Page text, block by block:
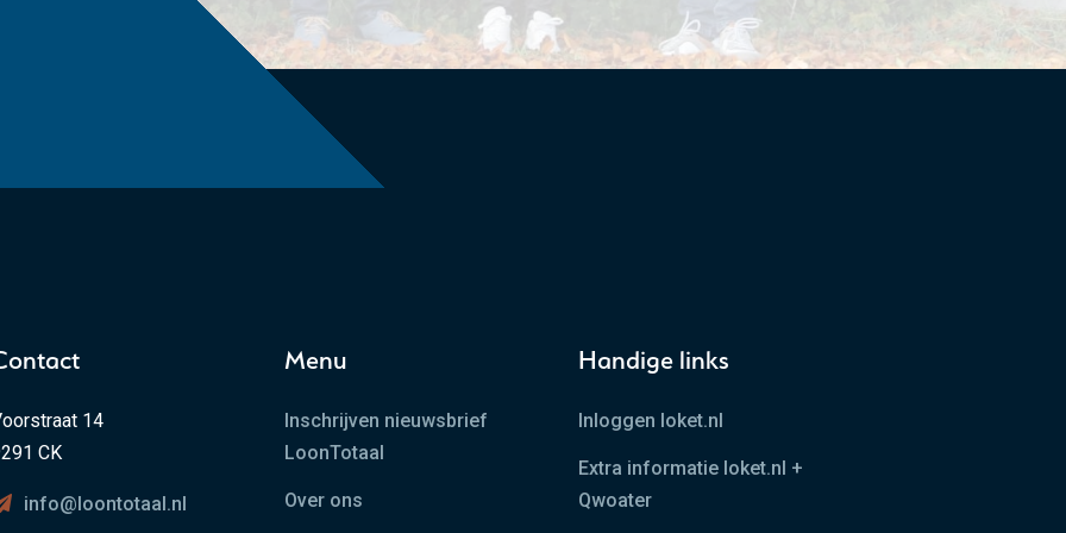
14
CK
info@loontotaal.nl
Menu
Inschrijven nieuwsbrief
LoonTotaal
Over ons
Handige links
Inloggen loket.nl
Extra informatie loket.nl +
Qwoater